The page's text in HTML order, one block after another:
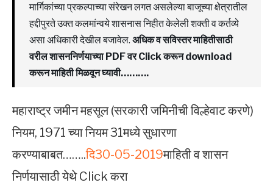
मार्गिकांच्या प्रकल्पाच्या संरेखन लगत असलेल्या बाजूच्या क्षेत्रातील
हद्दीपुरते उक्त कलमांन्वये शासनास निहीत केलेली शक्ती व कर्तव्ये
असा अधिकारी देखील बजावेल. अधिक व सविस्तर माहितीसाठी
वरील शासननिर्णयाच्या PDF वर Click करून download
करून माहिती मिळवून घ्यावी……….
महाराष्ट्र जमीन महसूल (सरकारी जमिनीची विल्हेवाट करणे)
नियम, 1971 च्या नियम 31मध्ये सुधारणा
करण्याबाबत……..दि30-05-2019माहिती व शासन
निर्णयासाठी येथे Click करा